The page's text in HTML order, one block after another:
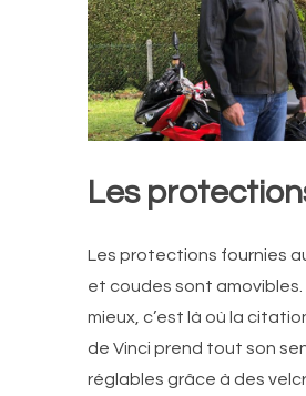
Les
Les protections fournies
et coudes sont amovibles.
mieux, c’est là où la
de Vinci prend tout son
réglables grâce à des